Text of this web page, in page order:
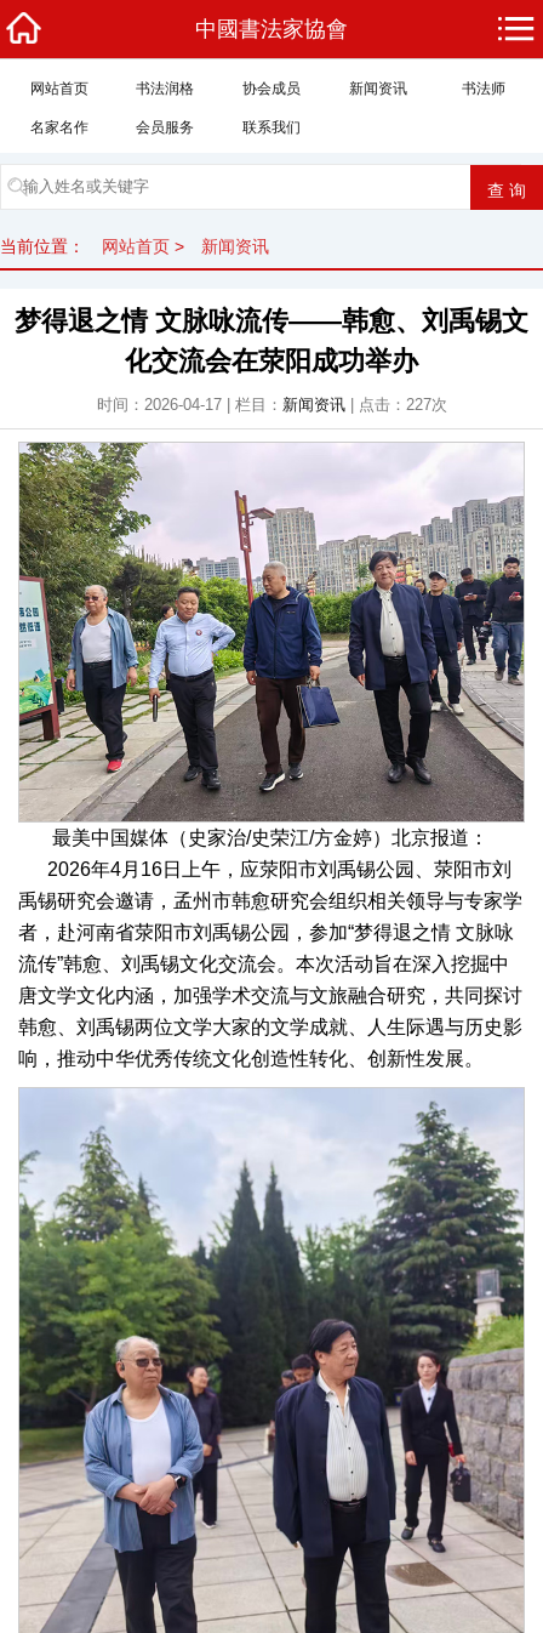
中國書法家協會
网站首页 书法润格 协会成员 新闻资讯 书法师
名家名作 会员服务 联系我们
当前位置： 网站首页 > 新闻资讯
梦得退之情 文脉咏流传——韩愈、刘禹锡文
化交流会在荥阳成功举办
时间：2026-04-17 | 栏目： 新闻资讯| 点击：227次
最美中国媒体（史家治/史荣江/方金婷）北京报道：
2026年4月16日上午，应荥阳市刘禹锡公园、荥阳市刘
禹锡研究会邀请，孟州市韩愈研究会组织相关领导与专家学
者，赴河南省荥阳市刘禹锡公园，参加“梦得退之情 文脉咏
流传”韩愈、刘禹锡文化交流会。本次活动旨在深入挖掘中
唐文学文化内涵，加强学术交流与文旅融合研究，共同探讨
韩愈、刘禹锡两位文学大家的文学成就、人生际遇与历史影
响，推动中华优秀传统文化创造性转化、创新性发展。